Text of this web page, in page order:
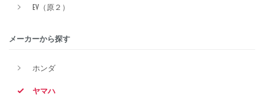
EV（原２）
メーカーから探す
ホンダ
ヤマハ